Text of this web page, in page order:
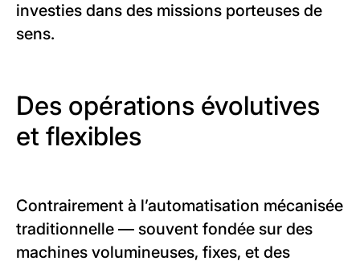
investies dans des missions porteuses de
sens.
Des opérations évolutives
et flexibles
Contrairement à l’automatisation mécanisée
traditionnelle — souvent fondée sur des
machines volumineuses, fixes, et des